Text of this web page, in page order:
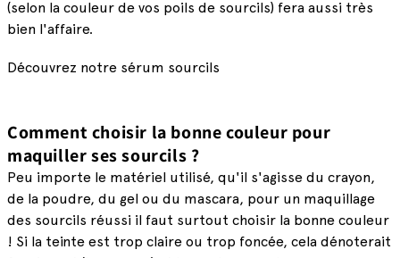
(selon la couleur de vos poils de sourcils) fera aussi très
bien l'affaire.
Découvrez notre sérum sourcils
Comment choisir la bonne couleur pour
maquiller ses sourcils ?
Peu importe le matériel utilisé, qu'il s'agisse du crayon,
de la poudre, du gel ou du mascara, pour un maquillage
des sourcils réussi il faut surtout choisir la bonne couleur
! Si la teinte est trop claire ou trop foncée, cela dénoterait